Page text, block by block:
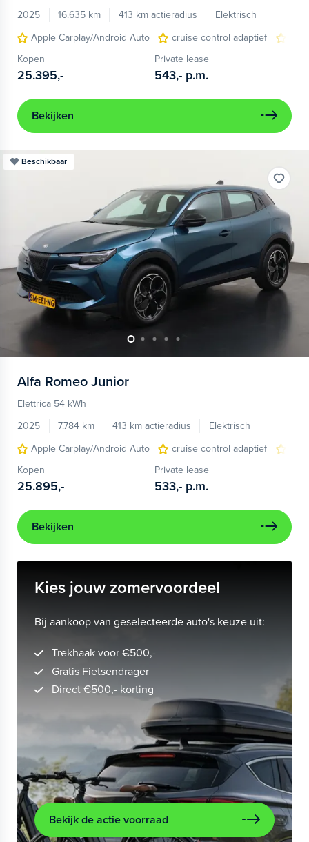
2025
16.635 km 413 km actieradius
Elektrisch
Apple Carplay/Android Auto
cruise control adaptief
Kopen
25.395,-
Private lease
543,- p.m.
Bekijken
Beschikbaar
Alfa Romeo Junior
Elettrica 54 kWh
2025
7.784 km 413 km actieradius
Elektrisch
Apple Carplay/Android Auto
cruise control adaptief
Kopen
25.895,-
Private lease
533,- p.m.
Bekijken
Kies jouw zomervoordeel
Bij aankoop van geselecteerde auto's keuze uit:
Trekhaak voor €500,-
Gratis Fietsendrager
Direct €500,- korting
Bekijk de actie voorraad